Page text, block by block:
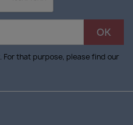
For that purpose, please find our